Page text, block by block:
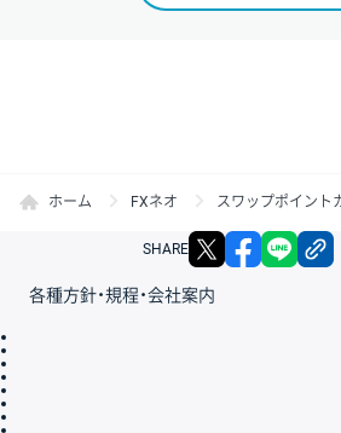
ホーム FXネオ スワップポイント
SHARE X
各種方針・規程・会社案内